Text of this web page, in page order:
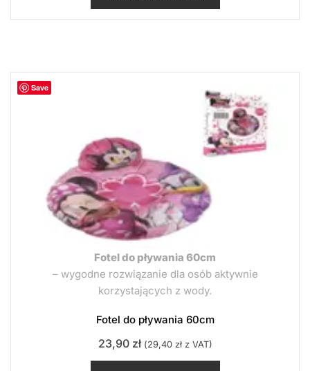
Save
Fotel do pływania 60cm
– wygodne rozwiązanie dla osób aktywnie
korzystających z wody.
Fotel do pływania 60cm
23,90 zł (29,40 złz VAT)